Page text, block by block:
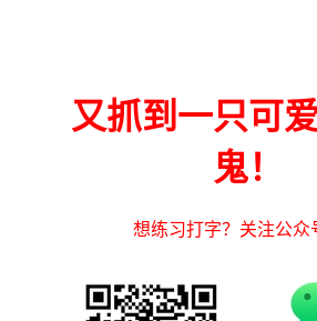
又抓到一只可
鬼！
想练习打字？关注公众